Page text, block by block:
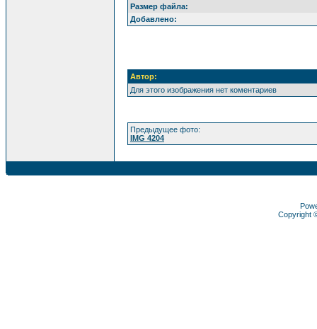
Размер файла:
Добавлено:
Автор:
Для этого изображения нет коментариев
Предыдущее фото:
IMG 4204
Copyright